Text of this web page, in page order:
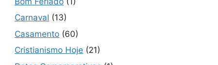
Carnaval (13)
Casamento (60)
Cristianismo Hoje (21)